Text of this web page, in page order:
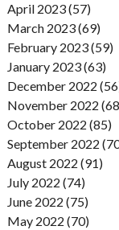
April 2023 (57)
March 2023 (69)
February 2023 (59)
January 2023 (63)
December 2022
November 2022
October 2022 (85)
September 2022
August 2022 (91)
July 2022 (74)
June 2022 (75)
May 2022 (70)